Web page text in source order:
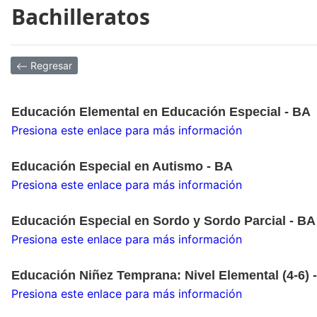
Bachilleratos
Regresar
Educación Elemental en Educación Especial - BA
Presiona este enlace para más información
Educación Especial en Autismo - BA
Presiona este enlace para más información
Educación Especial en Sordo y Sordo Parcial - BA
Presiona este enlace para más información
Educación Niñez Temprana: Nivel Elemental (4-6)
Presiona este enlace para más información